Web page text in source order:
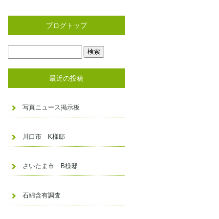
ブログトップ
最近の投稿
写真ニュース掲示板
川口市 K様邸
さいたま市 B様邸
石綿含有調査